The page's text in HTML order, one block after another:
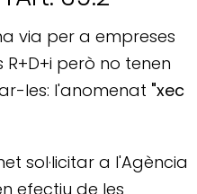
via per a empreses
però no tenen
les: l'anomenat "xec
sol·licitar a l'Agència
efectiu de les